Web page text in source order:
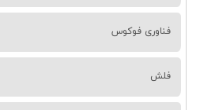
فناوری فوکوس
فلش